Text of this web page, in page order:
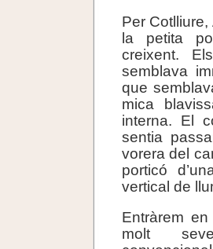
Per
la petita
creixent.
semblava
que
mica
interna. El
sentia
vorera del
porticó
vertical de
Entràrem
molt